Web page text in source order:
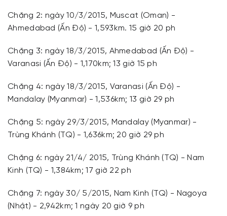
Chặng 2: ngày 10/3/2015, Muscat (Oman) -
Ahmedabad (Ấn Độ) - 1,593km. 15 giờ 20 ph
Chặng 3: ngày 18/3/2015, Ahmedabad (Ấn Độ) -
Varanasi (Ấn Độ) - 1,170km; 13 giờ 15 ph
Chặng 4: ngày 18/3/2015, Varanasi (Ấn Độ) -
Mandalay (Myanmar) - 1,536km; 13 giờ 29 ph
Chặng 5: ngày 29/3/2015, Mandalay (Myanmar) -
Trùng Khánh (TQ) - 1,636km; 20 giờ 29 ph
Chặng 6: ngày 21/4/ 2015, Trùng Khánh (TQ) - Nam
Kinh (TQ) - 1,384km; 17 giờ 22 ph
Chặng 7: ngày 30/ 5/2015, Nam Kinh (TQ) - Nagoya
(Nhật) - 2,942km; 1 ngày 20 giờ 9 ph